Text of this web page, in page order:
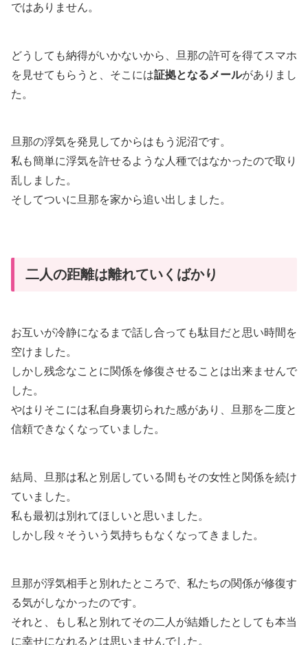
ではありません。
どうしても納得がいかないから、旦那の許可を得てスマホ
を見せてもらうと、そこには証拠となるメールがありまし
た。
旦那の浮気を発見してからはもう泥沼です。
私も簡単に浮気を許せるような人種ではなかったので取り
乱しました。
そしてついに旦那を家から追い出しました。
二人の距離は離れていくばかり
お互いが冷静になるまで話し合っても駄目だと思い時間を
空けました。
しかし残念なことに関係を修復させることは出来ませんで
した。
やはりそこには私自身裏切られた感があり、旦那を二度と
信頼できなくなっていました。
結局、旦那は私と別居している間もその女性と関係を続け
ていました。
私も最初は別れてほしいと思いました。
しかし段々そういう気持ちもなくなってきました。
旦那が浮気相手と別れたところで、私たちの関係が修復す
る気がしなかったのです。
それと、もし私と別れてその二人が結婚したとしても本当
に幸せになれるとは思いませんでした。